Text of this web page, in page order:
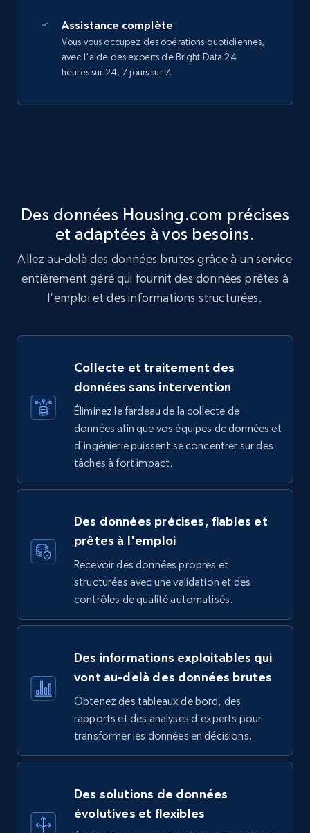
Assistance complète
Vous vous occupez des opérations quotidiennes,
avec l'aide des experts de Bright Data 24
heures sur 24, 7 jours sur 7.
Des données Housing.com précises
et adaptées à vos besoins.
Allez au-delà des données brutes grâce à un service
entièrement géré qui fournit des données prêtes à
l'emploi et des informations structurées.
Collecte et traitement des
données sans intervention
Éliminez le fardeau de la collecte de
données afin que vos équipes de données et
d'ingénierie puissent se concentrer sur des
tâches à fort impact.
Des données précises, fiables et
prêtes à l'emploi
Recevoir des données propres et
structurées avec une validation et des
contrôles de qualité automatisés.
Des informations exploitables qui
vont au-delà des données brutes
Obtenez des tableaux de bord, des
rapports et des analyses d'experts pour
transformer les données en décisions.
Des solutions de données
évolutives et flexibles